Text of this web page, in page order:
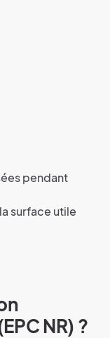
pendant
surface utile
NR) ?